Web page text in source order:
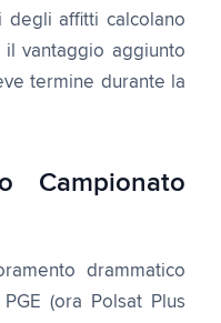
degli affitti calcolano
il vantaggio aggiunto
termine durante la
Campionato
drammatico
(ora Polsat Plus